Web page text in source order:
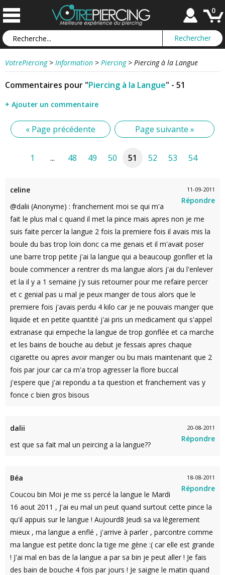
0
VotrePiercing > Information > Piercing > Piercing à la Langue
Commentaires pour "Piercing à la Langue" - 51
+ Ajouter un commentaire
« Page précédente Page suivante »
1 ... 48 49 50 51 52 53 54
11-09-2011
Répondre
celine
@dalii (Anonyme) : franchement moi se qui m'a
fait le plus mal c quand il met la pince mais apres non je me
suis faite percer la langue 2 fois la premiere fois il avais mis la
boule du bas trop loin donc ca me genais et il m'avait poser
une barre trop petite j'ai la langue qui a beaucoup gonfler et la
boule commencer a rentrer ds ma langue alors j'ai du l'enlever
et la il y a 1 semaine j'y suis retourner pour me refaire percer
et c genial pas u mal je peux manger de tous alors que le
premiere fois j'avais perdu 4 kilo car je ne pouvais manger que
liquide et en petite quantité j'ai pris un medicament qui s'appel
extranase qui empeche la langue de trop gonflée et ca marche
et les bains de bouche au debut je fessais apres chaque
cigarette ou apres avoir manger ou bu mais maintenant que 2
fois par jour car ca m'a trop agresser la flore buccal
j'espere que j'ai repondu a ta question et franchement vas y
fonce c bien gros bisous
20-08-2011
Répondre
dalii
est que sa fait mal un peircing a la langue??
18-08-2011
Répondre
Béa
Coucou bin Moi je me ss percé la langue le Mardi
16 aout 2011 , J'ai eu mal un peut quand surtout cette pince la
qu'il appuis sur le langue ! Aujourd8 Jeudi sa va lègerement
mieux , ma langue a enflé , j'arrive à parler , parcontre comme
ma langue est petite donc la tige me gène :( car elle est grande
! J'ai mal en bas de la langue a par sa bin je peut aller ! Je fais
des bain de bouche 4 fois par jours ! Je saigne le matin quand